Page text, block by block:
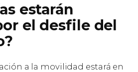
estarán
el desfile del
a la movilidad estará en